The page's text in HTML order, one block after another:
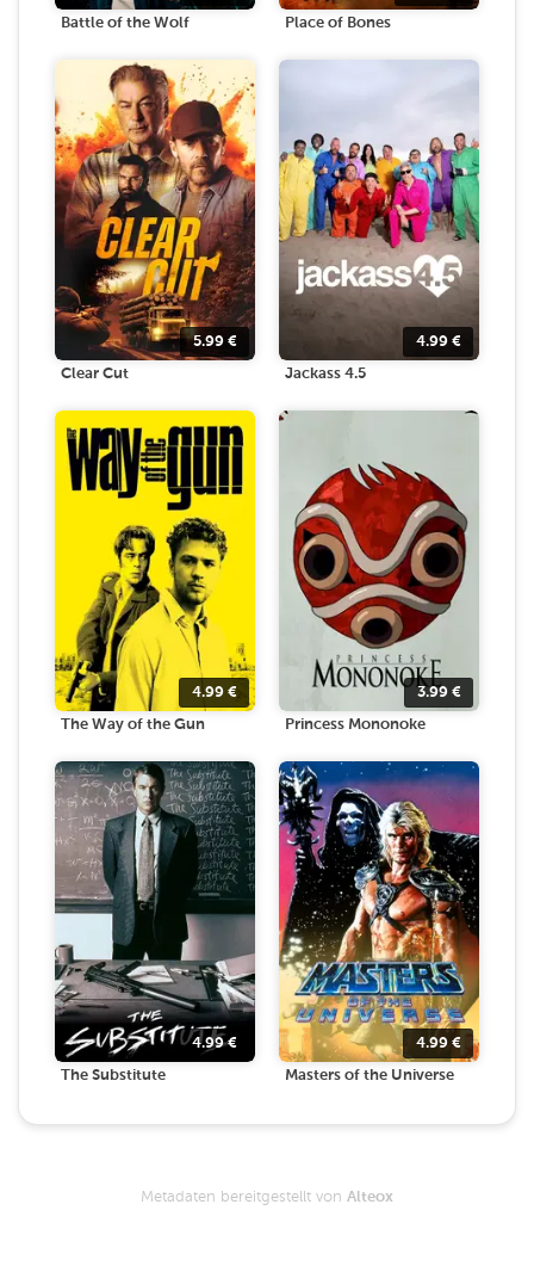
Battle of the Wolf Place of Bones
5.99 €
Clear Cut
4.99 €
Jackass 4.5
4.99 €
The Way of the Gun
3.99 €
Princess Mononoke
4.99€
The Substitute
4.99 €
Masters of the Universe
Metadaten bereitgestellt von Alteox